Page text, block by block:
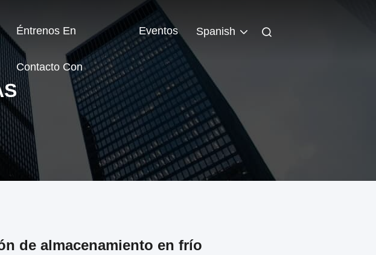
Éntrenos En
Contacto Con
Eventos Spanish
de almacenamiento en frío